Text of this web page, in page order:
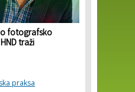
fotografsko
traži
praksa